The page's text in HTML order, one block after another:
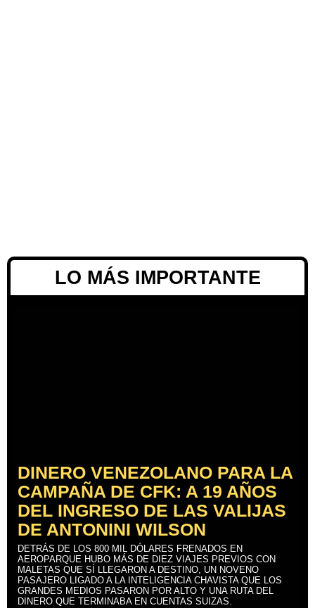
LO MÁS IMPORTANTE
DINERO VENEZOLANO PARA LA
CAMPAÑA DE CFK: A 19 AÑOS
DEL INGRESO DE LAS VALIJAS
DE ANTONINI WILSON
DETRÁS DE LOS 800 MIL DÓLARES FRENADOS EN
AEROPARQUE HUBO MÁS DE DIEZ VIAJES PREVIOS CON
MALETAS QUE SÍ LLEGARON A DESTINO, UN NOVENO
PASAJERO LIGADO A LA INTELIGENCIA CHAVISTA QUE LOS
GRANDES MEDIOS PASARON POR ALTO Y UNA RUTA DEL
DINERO QUE TERMINABA EN CUENTAS SUIZAS.